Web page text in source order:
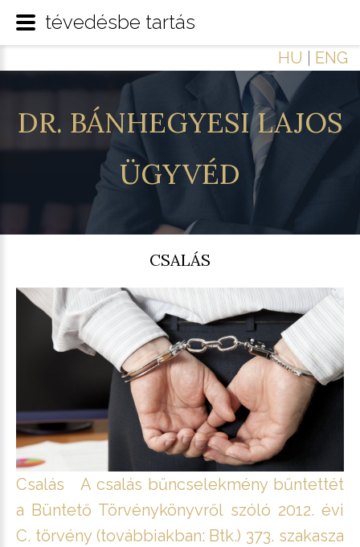
HU ENG
DR. BÁNHEGYESI LAJOS
ÜGYVÉD
CSALÁS
Csalás A csalás bűncselekmény bűntettét
a Büntető Törvénykönyvről szóló 2012. évi
C. törvény (továbbiakban: Btk.) 373. szakasza
tévedésbe tartás